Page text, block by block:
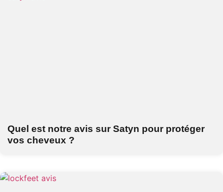
Quel est notre avis sur Satyn pour protéger
vos cheveux ?